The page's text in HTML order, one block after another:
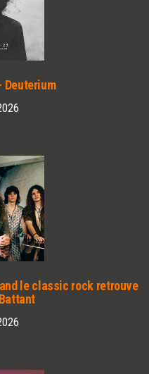
Deuterium
le classic rock retrouve